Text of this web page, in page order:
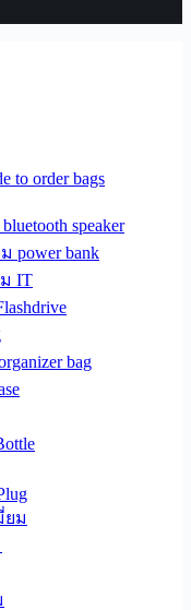
to order bags
speaker
power bank
IT
bag
ยม